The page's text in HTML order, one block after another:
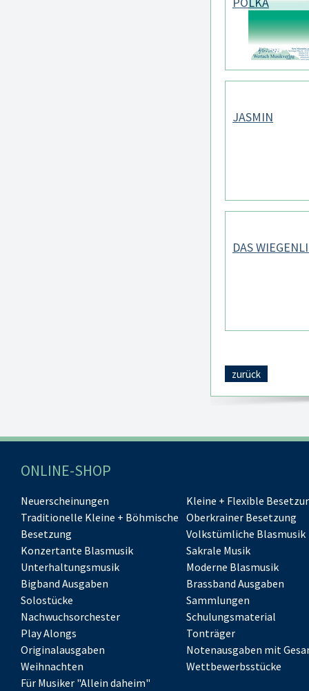
JASMIN
DAS
zurück
ONLINE-SHOP
Neuerscheinungen
Kleine + Flexible
Traditionelle Kleine + Böhmische
Besetzung
Oberkrainer Besetzung
Volkstümliche Blasmusik
Konzertante Blasmusik
Sakrale Musik
Unterhaltungsmusik
Moderne Blasmusik
Bigband Ausgaben
Brassband Ausgaben
Solostücke
Sammlungen
Nachwuchsorchester
Schulungsmaterial
Play Alongs
Tonträger
Originalausgaben
Notenausgaben mit
Weihnachten
Wettbewerbsstücke
Für Musiker "Allein daheim"